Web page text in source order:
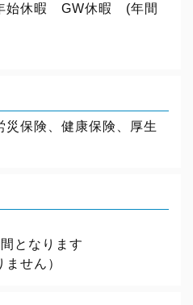
始休暇 GW休暇 (年間
保険、健康保険、厚生
となります
ません）